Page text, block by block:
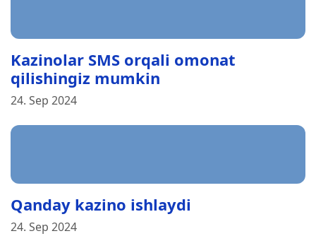
Kazinolar SMS orqali omonat
qilishingiz mumkin
24. Sep 2024
Qanday kazino ishlaydi
24. Sep 2024